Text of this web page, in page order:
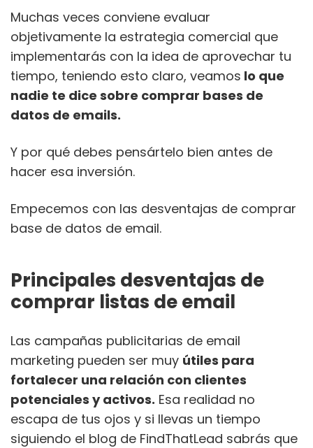
Muchas veces conviene evaluar
objetivamente la estrategia comercial que
implementarás con la idea de aprovechar tu
tiempo, teniendo esto claro, veamos lo que
nadie te dice sobre comprar bases de
datos de emails.
Y por qué debes pensártelo bien antes de
hacer esa inversión.
Empecemos con las desventajas de comprar
base de datos de email.
Principales desventajas de
comprar listas de email
Las campañas publicitarias de email
marketing pueden ser muy útiles para
fortalecer una relación con clientes
potenciales y activos. Esa realidad no
escapa de tus ojos y si llevas un tiempo
siguiendo el blog de FindThatLead sabrás que